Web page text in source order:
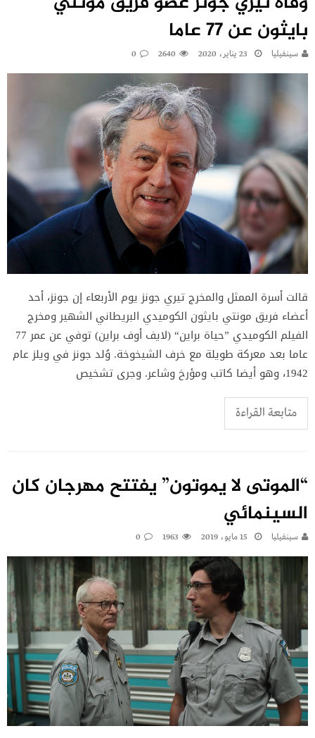
بايثون عن 77 عاما
سينفيليا 23 يناير، 2020 2640
0
قالت أسرة الممثل والمخرج تيري جونز يوم الأربعاء إن جونز، أحد
أعضاء فريق مونتي بايثون الكوميدي البريطاني الشهير ومخرج
الفيلم الكوميدي ”حياة براين“ (لايف أوف براين) توفي عن عمر 77
عاما بعد معركة طويلة مع خرف الشيخوخة. وُلد جونز في ويلز عام
1942، وهو أيضا كاتب ومؤرخ وشاعر. وجرى تشخيص
متابعة القراءة
“الموتى لا يموتون” يفتتح مهرجان كان
السينمائي
سينفيليا 15 مايو، 2019 1963
0